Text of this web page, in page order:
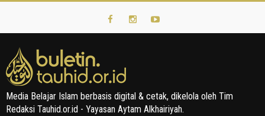
Media Belajar Islam berbasis digital & cetak, dikelola oleh Tim
Redaksi Tauhid.or.id - Yayasan Aytam Alkhairiyah.